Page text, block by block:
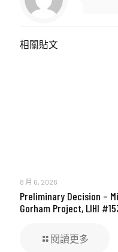
相關貼文
8 月 6, 2026
Preliminary Decision –
Gorham Project, LIHI
閱讀更多